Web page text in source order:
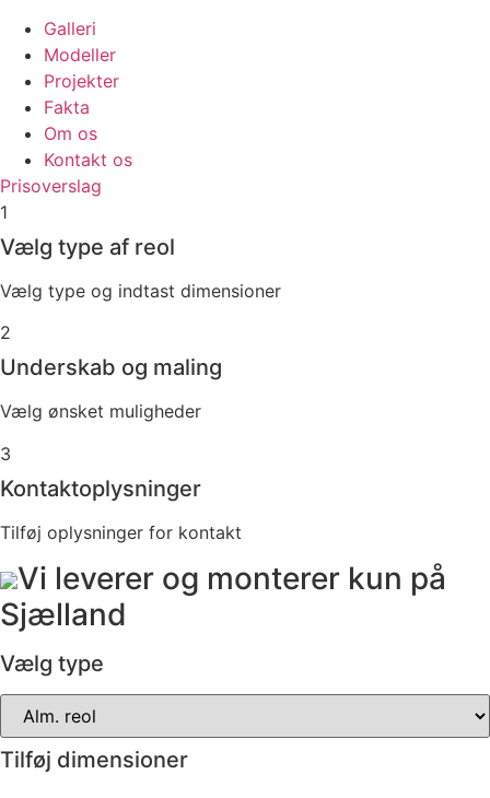
Galleri
Modeller
Projekter
Fakta
Om os
Kontakt os
Prisoverslag
1
Vælg type af reol
Vælg type og indtast dimensioner
2
Underskab og maling
Vælg ønsket muligheder
3
Kontaktoplysninger
Tilføj oplysninger for kontakt
Vi leverer og monterer kun på
Sjælland
Vælg type
Tilføj dimensioner